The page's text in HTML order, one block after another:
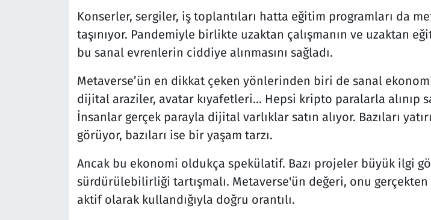
Konserler, sergiler, iş toplantıları hatta eğitim programları da
taşınıyor. Pandemiyle birlikte uzaktan çalışmanın ve uzaktan
bu sanal evrenlerin ciddiye alınmasını sağladı.
Metaverse’ün en dikkat çeken yönlerinden biri de sanal
dijital araziler, avatar kıyafetleri... Hepsi kripto paralarla alınıp
İnsanlar gerçek parayla dijital varlıklar satın alıyor. Bazıları
görüyor, bazıları ise bir yaşam tarzı.
Ancak bu ekonomi oldukça spekülatif. Bazı projeler büyük ilgi
sürdürülebilirliği tartışmalı. Metaverse'ün değeri, onu
aktif olarak kullandığıyla doğru orantılı.